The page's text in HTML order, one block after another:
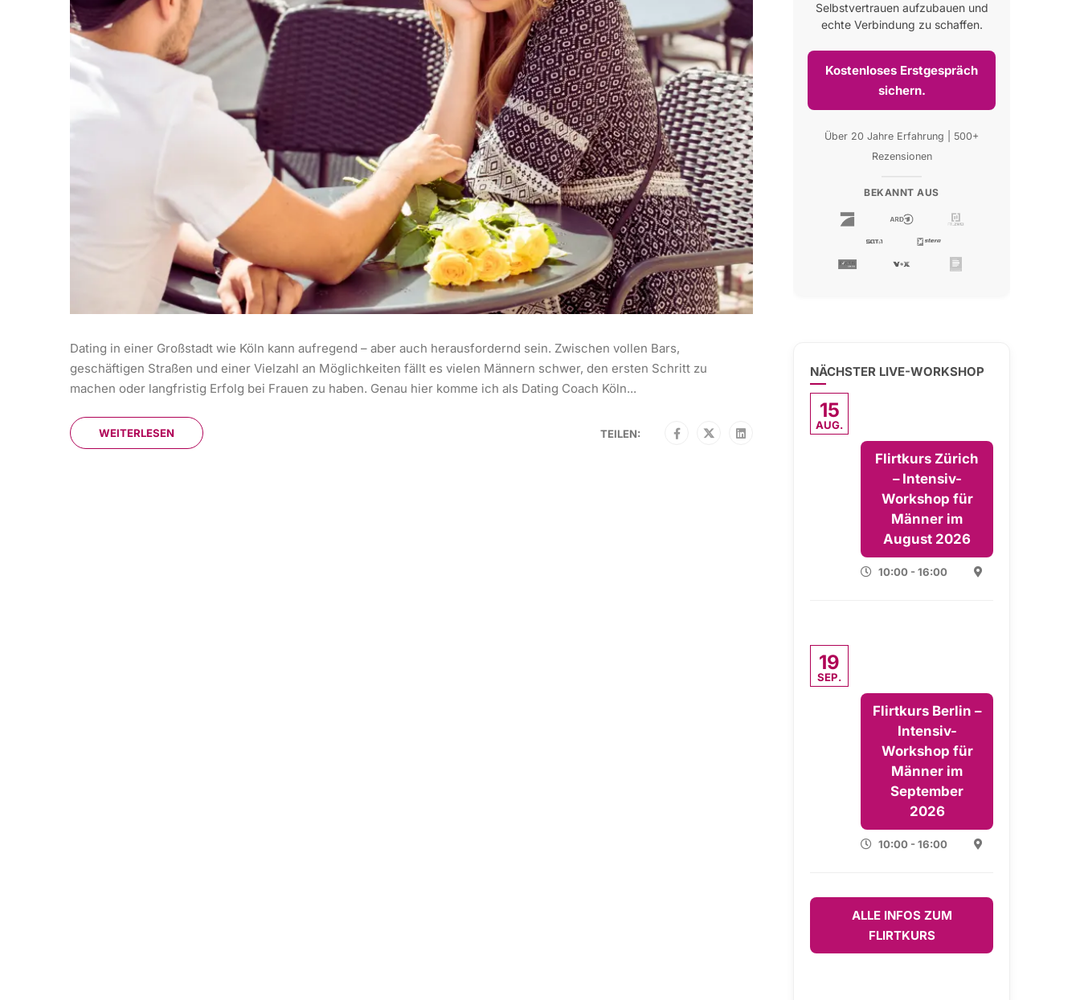
Dating in einer Großstadt wie Köln kann aufregend – aber auch herausfordernd sein. Zwischen vollen Bars,
geschäftigen Straßen und einer Vielzahl an Möglichkeiten fällt es vielen Männern schwer, den ersten Schritt zu
machen oder langfristig Erfolg bei Frauen zu haben. Genau hier komme ich als Dating Coach Köln...
WEITERLESEN TEILEN:
Selbstvertrauen aufzubauen und
echte Verbindung zu schaffen.
Kostenloses Erstgespräch
sichern.
Über 20 Jahre Erfahrung | 500+
Rezensionen
BEKANNT AUS
NÄCHSTER LIVE-WORKSHOP
15
AUG.
Flirtkurs Zürich
– Intensiv-
Workshop für
Männer im
August 2026
10:00 - 16:00
19
SEP.
Flirtkurs Berlin –
Intensiv-
Workshop für
Männer im
September
2026
10:00 - 16:00
ALLE INFOS ZUM
FLIRTKURS